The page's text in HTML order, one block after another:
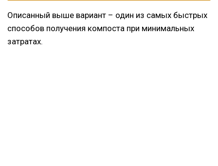
Описанный выше вариант – один из самых быстрых
способов получения компоста при минимальных
затратах.